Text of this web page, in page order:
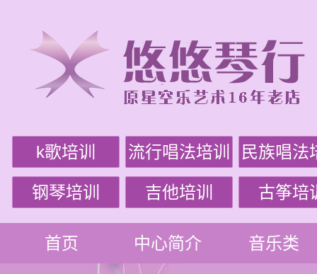
k歌培训 流行唱法培训 民族唱法
钢琴培训 吉他培训 古筝培
首页 中心简介 音乐类